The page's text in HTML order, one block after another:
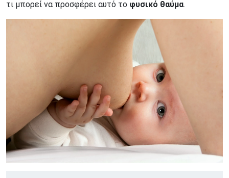
τι μπορεί να προσφέρει αυτό το φυσικό θαύμα.